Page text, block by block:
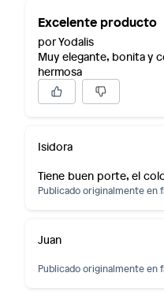
Excelente producto
por Yodalis
Muy elegante, bonita y
hermosa
Isidora
Tiene buen porte, el
Publicado originalmente en
Juan
Publicado originalmente en